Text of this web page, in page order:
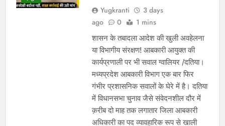
प्रतिशोध की राजनीति बंद करे भाजपा सरकार, कांग्रेस अन्याय के
खिलाफ निर्णायक संघर्ष करेगी
पर्यटन क्विज प्रतियोगिता में 117 विद्यालयों की सहभागिता, डीडी नगर
आईआईटी बॉम्बे का प्रशिक्षण या भ्रष्टाचार पर पर्दा? मध्य प्रदेश के लोक
निर्माण विभाग पर उठे बड़े सवाल
नवनियुक्त भाजयुमो जिला अध्यक्ष का वरिष्ठ नेतृत्व के सान्निध्य और हजारों
युवाओं के समक्ष पदभार ग्रहण समारोह कल